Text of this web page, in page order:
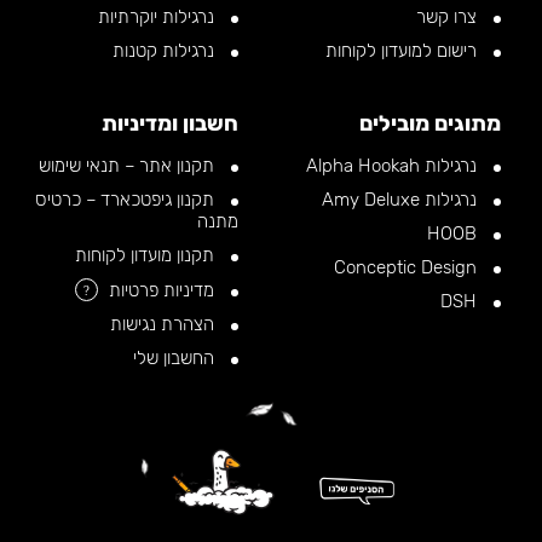
צרו קשר
רישום למועדון לקוחות
נרגילות יוקרתיות
נרגילות קטנות
מתוגים מובילים
נרגילות Alpha Hookah
נרגילות Amy Deluxe
חשבון ומדיניות
תקנון אתר – תנאי שימוש
תקנון גיפטכארד – כרטיס
מתנה
תקנון מועדון לקוחות
מדיניות פרטיות
?
הצהרת נגישות
החשבון שלי